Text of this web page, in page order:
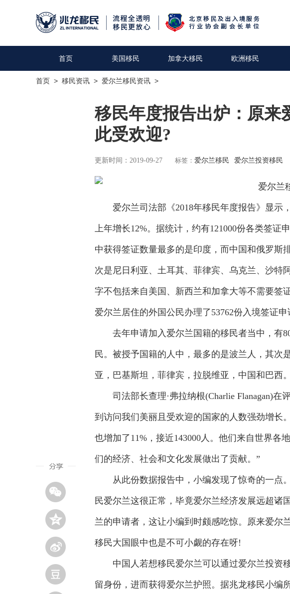
首页 美国移民 加拿大移民 欧洲移民
首页 > 移民资讯 > 爱尔兰移民资讯 >
移民年度报告出炉：原来
此受欢迎?
更新时间：2019-09-27 标签： 爱尔兰移民 爱尔兰投资移民
爱尔兰司法部《2018年移民年度报告》显示
上年增长12%。据统计，约有121000份各类签证
中获得签证数量最多的是印度，而中国和俄罗斯
次是尼日利亚、土耳其、菲律宾、乌克兰、沙特
字不包括来自美国、新西兰和加拿大等不需要签
爱尔兰居住的外国公民办理了53762份入境签证申
去年申请加入爱尔兰国籍的移民者当中，有
民。被授予国籍的人中，最多的是波兰人，其次
亚，巴基斯坦，菲律宾，拉脱维亚，中国和巴西。
司法部长查理·弗拉纳根(Charlie Flanagan)在
到访问我们美丽且受欢迎的国家的人数强劲增长
也增加了11%，接近143000人。他们来自世界各
们的经济、社会和文化发展做出了贡献。”
从此份数据报告中，小编发现了惊奇的一点
民爱尔兰这很正常，毕竟爱尔兰经济发展远超诸
兰的申请者，这让小编到时颇感吃惊。原来爱尔
移民大国眼中也是不可小觑的存在呀!
中国人若想移民爱尔兰可以通过爱尔兰投资
留身份，进而获得爱尔兰护照。据兆龙移民小编